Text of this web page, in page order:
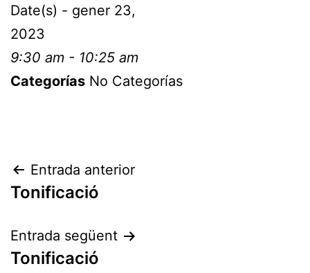
Date(s) - gener 23,
2023
9:30 am - 10:25 am
Categorías No Categorías
Entrada anterior
Tonificació
Entrada següent
Tonificació